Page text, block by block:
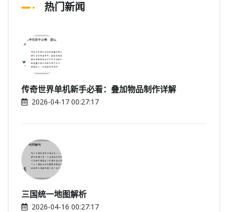
热门新闻
传奇世界单机新手必看：叠加物品制作详解
2026-04-17 00:27:17
三国统一地图解析
2026-04-16 00:27:17